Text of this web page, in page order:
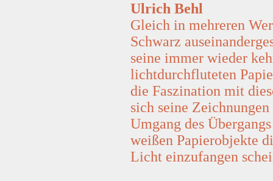
Ulrich Behl
Gleich in mehreren
Schwarz
seine immer wieder
lichtdurchfluteten
die Faszination mit
sich seine
Umgang des
weißen Papierobjekte
Licht einzufangen